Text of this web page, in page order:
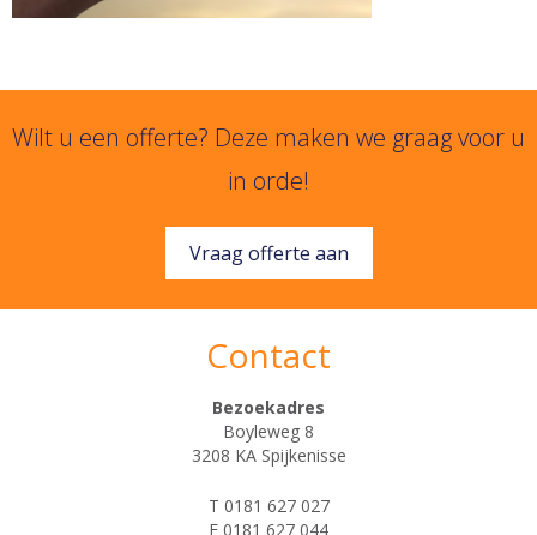
Wilt u een offerte? Deze maken we graag voor u
in orde!
Vraag offerte aan
Contact
Bezoekadres
Boyleweg 8
3208 KA Spijkenisse
T 0181 627 027
F 0181 627 044